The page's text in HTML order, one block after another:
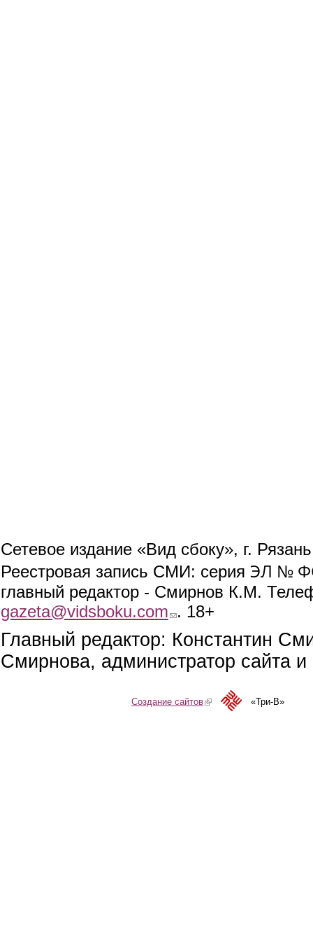
Сетевое издание «Вид сбоку», г.
Реестровая запись СМИ: серия ЭЛ №
главный редактор - Смирнов К.М.
gazeta@vidsboku.com (link sends e-mail)
. 18+
Главный редактор: Константин
Смирнова, администратор сайта
Создание сайтов(link is external)«Три-В»